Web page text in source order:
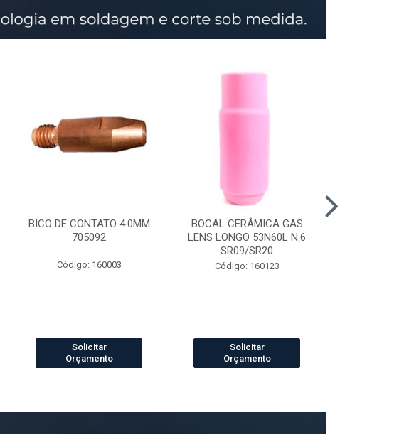
BICO DE CONTATO 4.0MM
705092
Código: 160003
Solicitar
Orçamento
BOCAL CERÂMICA GAS
LENS LONGO 53N60L N.6
SR09/SR20
Código: 160123
Solicitar
Orçamento